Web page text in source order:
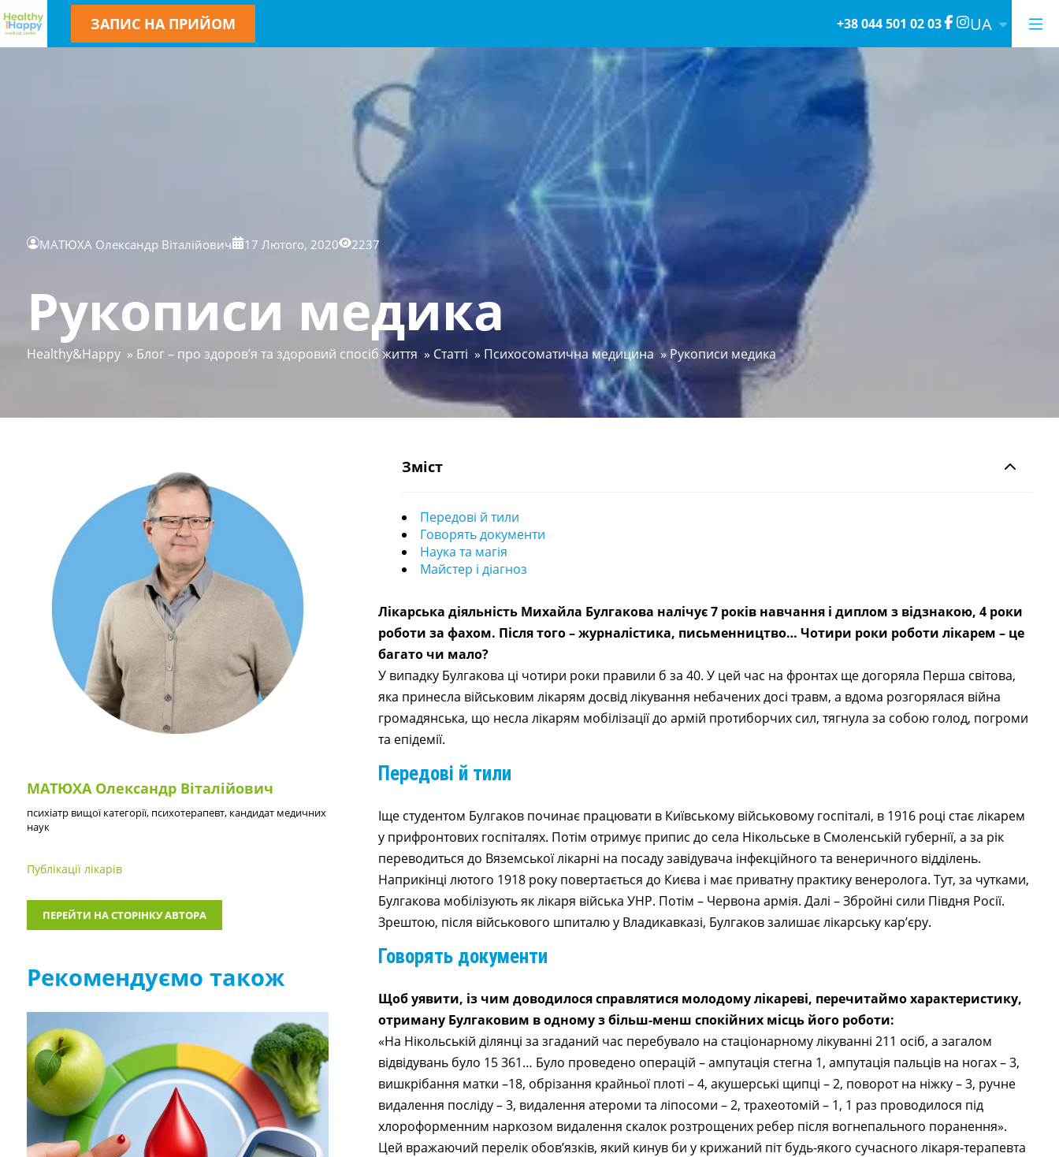
ЗАПИС НА ПРИЙОМ +38 044 501 02 03 UA
МАТЮХА Олександр Віталійович 17 Лютого, 2020 2237
Рукописи медика
Healthy&Happy » Блог – про здоров’я та здоровий спосіб життя » Статті » Психосоматична медицина » Рукописи медика
МАТЮХА Олександр Віталійович
психіатр вищої категорії, психотерапевт, кандидат медичних
наук
Публікації лікарів
ПЕРЕЙТИ НА СТОРІНКУ АВТОРА
Рекомендуємо також
Зміст
Передові й тили
Говорять документи
Наука та магія
Майстер і діагноз
Лікарська діяльність Михайла Булгакова налічує 7 років навчання і диплом з відзнакою, 4 роки
роботи за фахом. Після того – журналістика, письменництво… Чотири роки роботи лікарем – це
багато чи мало?
У випадку Булгакова ці чотири роки правили б за 40. У цей час на фронтах ще догоряла Перша світова,
яка принесла військовим лікарям досвід лікування небачених досі травм, а вдома розгорялася війна
громадянська, що несла лікарям мобілізації до армій протиборчих сил, тягнула за собою голод, погроми
та епідемії.
Передові й тили
Іще студентом Булгаков починає працювати в Київському військовому госпіталі, в 1916 році стає лікарем
у прифронтових госпіталях. Потім отримує припис до села Нікольське в Смоленській губернії, а за рік
переводиться до Вяземської лікарні на посаду завідувача інфекційного та венеричного відділень.
Наприкінці лютого 1918 року повертається до Києва і має приватну практику венеролога. Тут, за чутками,
Булгакова мобілізують як лікаря війська УНР. Потім – Червона армія. Далі – Збройні сили Півдня Росії.
Зрештою, після військового шпиталю у Владикавказі, Булгаков залишає лікарську кар’єру.
Говорять документи
Щоб уявити, із чим доводилося справлятися молодому лікареві, перечитаймо характеристику,
отриману Булгаковим в одному з більш-менш спокійних місць його роботи:
«На Нікольській ділянці за згаданий час перебувало на стаціонарному лікуванні 211 осіб, а загалом
відвідувань було 15 361… Було проведено операцій – ампутація стегна 1, ампутація пальців на ногах – 3,
вишкрібання матки –18, обрізання крайньої плоті – 4, акушерські щипці – 2, поворот на ніжку – 3, ручне
видалення посліду – 3, видалення атероми та ліпосоми – 2, трахеотомій – 1, 1 раз проводилося під
хлороформенним наркозом видалення скалок розтрощених ребер після вогнепального поранення».
Цей вражаючий перелік обов’язків, який кинув би у крижаний піт будь-якого сучасного лікаря-терапевта